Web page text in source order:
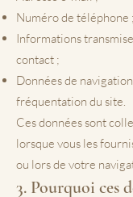
Numéro de téléphone ;
Informations
contact ;
Données de
fréquentation du site.
Ces données sont
lorsque vous les
ou lors de votre
3. Pourquoi ces